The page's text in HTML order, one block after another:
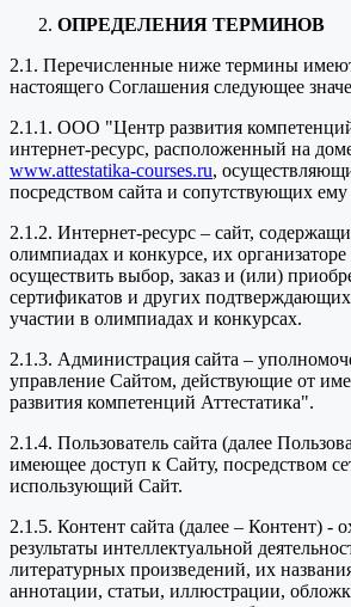
ОПРЕДЕЛЕНИЯ ТЕРМИНОВ
2.1. Перечисленные ниже термины
настоящего Соглашения следующее
2.1.1. ООО "Центр развития
интернет-ресурс, расположенный на
www.attestatika-courses.ru,
посредством сайта и сопутствующих ему
2.1.2. Интернет-ресурс – сайт,
олимпиадах и конкурсе, их
осуществить выбор, заказ и (или)
сертификатов и других
участии в олимпиадах и конкурсах.
2.1.3. Администрация сайта –
управление Сайтом, действующие от
развития компетенций Аттестатика".
2.1.4. Пользователь сайта (далее
имеющее доступ к Сайту, посредством
использующий Сайт.
2.1.5. Контент сайта (далее – Контент) -
результаты интеллектуальной
литературных произведений, их
аннотации, статьи, иллюстрации,